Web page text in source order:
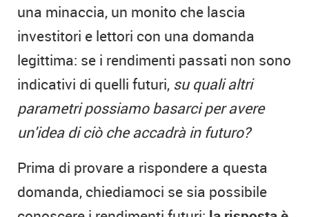
una minaccia, un monito che lascia
investitori e lettori con una domanda
legittima: se i rendimenti passati non sono
indicativi di quelli futuri, su quali altri
parametri possiamo basarci per avere
un'idea di ciò che accadrà in futuro?
Prima di provare a rispondere a questa
domanda, chiediamoci se sia possibile